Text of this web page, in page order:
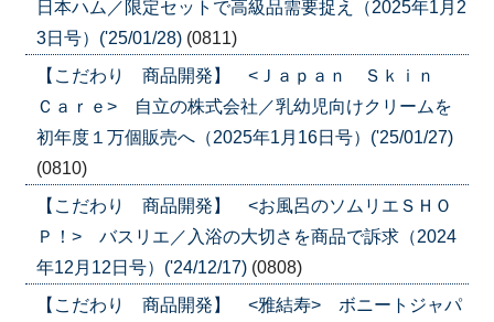
日本ハム／限定セットで高級品需要捉え（2025年1月2
3日号）('25/01/28) (0811)
【こだわり 商品開発】 <Ｊａｐａｎ Ｓｋｉｎ
Ｃａｒｅ> 自立の株式会社／乳幼児向けクリームを
初年度１万個販売へ（2025年1月16日号）('25/01/27)
(0810)
【こだわり 商品開発】 <お風呂のソムリエＳＨＯ
Ｐ！> バスリエ／入浴の大切さを商品で訴求（2024
年12月12日号）('24/12/17) (0808)
【こだわり 商品開発】 <雅結寿> ボニートジャパ